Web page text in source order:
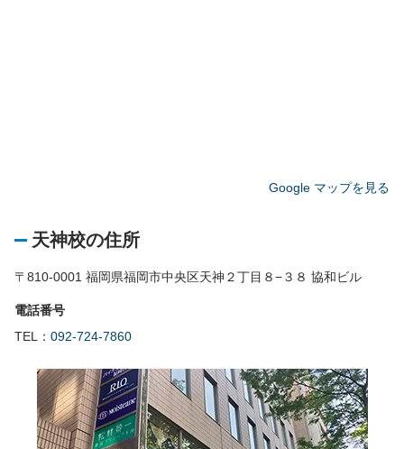
Google マップを見る
天神校の住所
〒810-0001 福岡県福岡市中央区天神２丁目８−３８ 協和ビル
電話番号
TEL： 092-724-7860